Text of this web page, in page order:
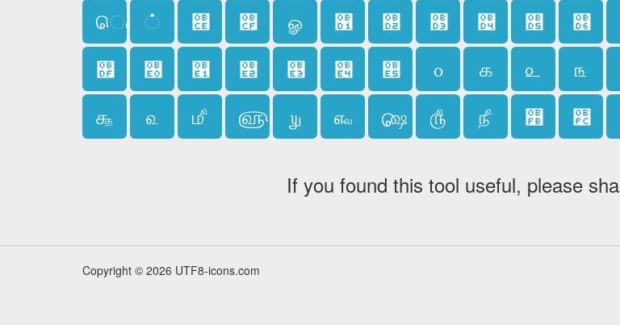
ௌ
் ௎ ௏ ௐ ௑ ௒ ௓ ௔ ௕ ௖
௟
௠ ௡ ௢ ௣ ௤ ௥ ௦ ௧ ௨ ௩
௲
௳ ௴ ௵ ௶ ௷ ௸ ௹ ௺ ௻ ௼
If you found this tool useful, please
Copyright © 2026 UTF8-icons.com